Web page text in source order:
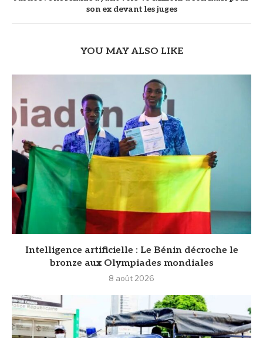
son ex devant les juges
YOU MAY ALSO LIKE
Intelligence artificielle : Le Bénin décroche le
bronze aux Olympiades mondiales
8 août 2026